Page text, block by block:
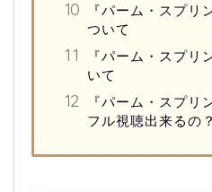
『パーム・スプリ
ついて
『パーム・スプリ
いて
『パーム・スプリ
フル視聴出来るの